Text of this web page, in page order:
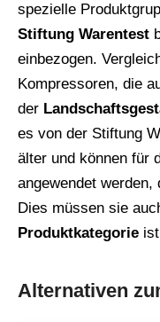
spezielle
Stiftung Warentest
einbezogen.
Kompressoren, die
der
es von der Stiftung
älter und können für
angewendet
Dies müssen sie
Produktkategorie
Alternativen